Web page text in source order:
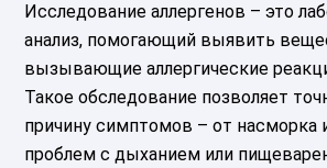
Исследование аллергенов – это
анализ, помогающий выявить
вызывающие аллергические
Такое обследование позволяет
причину симптомов – от
проблем с дыханием или